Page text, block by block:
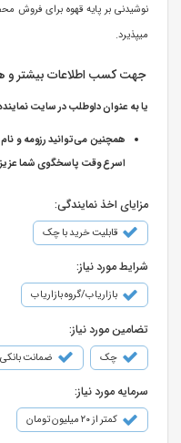
نوشیدنی بر پایه قهوه برای فروش
میپذیرد.
جهت کسب اطلاعات بیشتر و
یا به عنوان داوطلب در سایت
همچنین می‌توانید رزومه و
اسرع وقت پاسخگوی شما
مزایای اخذ نمایندگی:
قابلیت خرید با چک
شرایط مورد نیاز:
بازاریاب/گروه بازاریاب
تضامین مورد نیاز:
چک ضمانت بانکی
سرمایه مورد نیاز:
کمتر از ۲۰ میلیون تومان